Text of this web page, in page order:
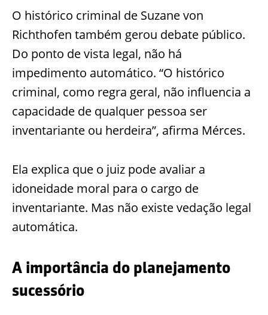
O histórico criminal de Suzane von
Richthofen também gerou debate público.
Do ponto de vista legal, não há
impedimento automático. “O histórico
criminal, como regra geral, não influencia a
capacidade de qualquer pessoa ser
inventariante ou herdeira”, afirma Mérces.
Ela explica que o juiz pode avaliar a
idoneidade moral para o cargo de
inventariante. Mas não existe vedação legal
automática.
A importância do planejamento
sucessório